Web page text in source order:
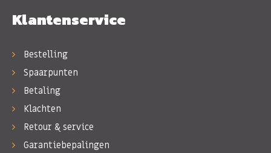
Klantenservice
Bestelling
Spaarpunten
Betaling
Klachten
Retour & service
Garantiebepalingen